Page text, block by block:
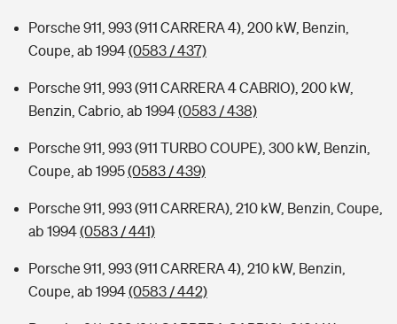
Porsche 911, 993 (911 CARRERA 4), 200 kW, Benzin,
Coupe, ab 1994(0583 / 437)
Porsche 911, 993 (911 CARRERA 4 CABRIO), 200 kW,
Benzin, Cabrio, ab 1994(0583 / 438)
Porsche 911, 993 (911 TURBO COUPE), 300 kW, Benzin,
Coupe, ab 1995(0583 / 439)
Porsche 911, 993 (911 CARRERA), 210 kW, Benzin, Coupe,
ab 1994(0583 / 441)
Porsche 911, 993 (911 CARRERA 4), 210 kW, Benzin,
Coupe, ab 1994(0583 / 442)